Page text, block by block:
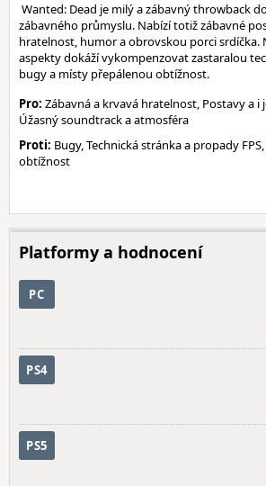
Wanted: Dead je milý a zábavný throwback
zábavného průmyslu. Nabízí totiž zábavné
hratelnost, humor a obrovskou porci srdíčka.
aspekty dokáží vykompenzovat zastaralou
bugy a místy přepálenou obtížnost.
Pro: Zábavná a krvavá hratelnost, Postavy a i
Úžasný soundtrack a atmosféra
Proti: Bugy, Technická stránka a propady
obtížnost
Platformy a hodnocení
PC
PS4
PS5